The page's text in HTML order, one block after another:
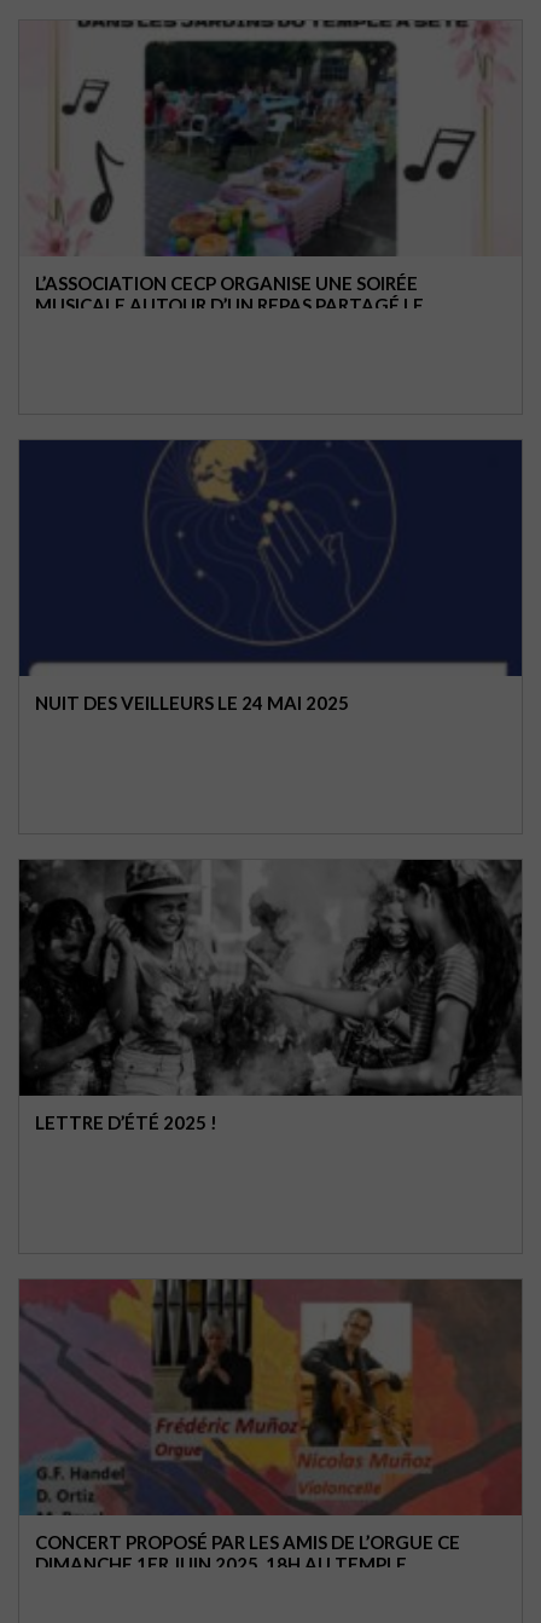
L’ASSOCIATION CECP ORGANISE UNE SOIRÉE
MUSICALE AUTOUR D’UN REPAS PARTAGÉ LE
NUIT DES VEILLEURS LE 24 MAI 2025
LETTRE D’ÉTÉ 2025 !
CONCERT PROPOSÉ PAR LES AMIS DE L’ORGUE CE
DIMANCHE 1ER JUIN 2025, 18H AU TEMPLE